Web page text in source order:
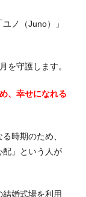
ノ（Juno）」
を守護します。
、幸せになれる
時期のため、
配」という人が
婚式場を利用